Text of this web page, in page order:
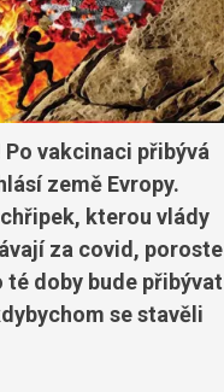
Po vakcinaci přibývá
země Evropy.
kterou vlády
za covid, poroste
té doby bude přibývat
se stavěli